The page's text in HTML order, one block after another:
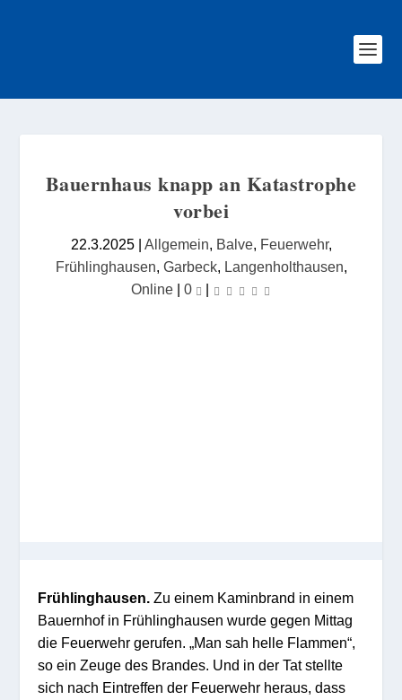
Bauernhaus knapp an Katastrophe
vorbei
22.3.2025| Allgemein, Balve, Feuerwehr,
Frühlinghausen, Garbeck, Langenholthausen,
Online| 0 |
Frühlinghausen. Zu einem Kaminbrand in einem
Bauernhof in Frühlinghausen wurde gegen Mittag
die Feuerwehr gerufen. „Man sah helle Flammen“,
so ein Zeuge des Brandes. Und in der Tat stellte
sich nach Eintreffen der Feuerwehr heraus, dass